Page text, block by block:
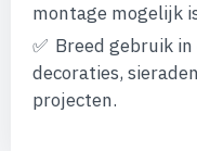
montage mogelijk
Breed gebruik
decoraties,
projecten.